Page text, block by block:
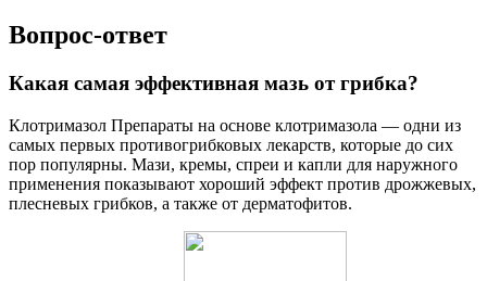
Вопрос-ответ
Какая самая эффективная мазь от грибка?
Клотримазол Препараты на основе клотримазола — одни из
самых первых противогрибковых лекарств, которые до сих
пор популярны. Мази, кремы, спреи и капли для наружного
применения показывают хороший эффект против дрожжевых,
плесневых грибков, а также от дерматофитов.